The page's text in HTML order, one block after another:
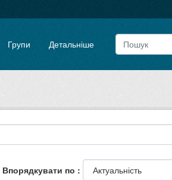
Групи Детальніше
Впорядкувати по